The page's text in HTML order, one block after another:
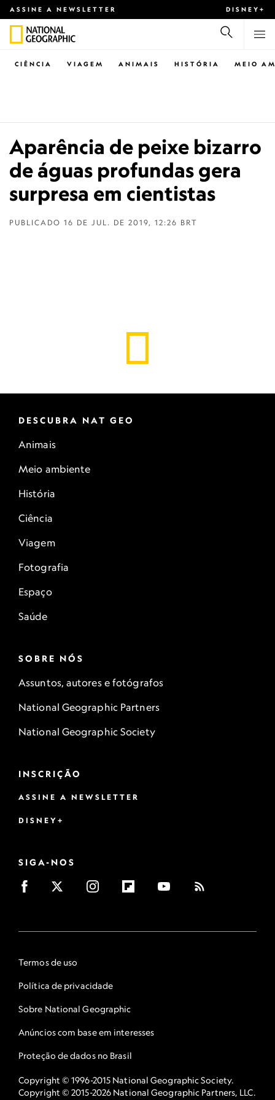
ASSINE A NEWSLETTER DISNEY+
CIÊNCIA VIAGEM ANIMAIS HISTÓRIA MEIO
Aparência de peixe bizarro
de águas profundas gera
surpresa em cientistas
PUBLICADO 16 DE JUL. DE 2019, 12:26 BRT
DESCUBRA NAT GEO
Animais
Meio ambiente
História
Ciência
Viagem
Fotografia
Espaço
Saúde
SOBRE NÓS
Assuntos, autores e fotógrafos
National Geographic Partners
National Geographic Society
INSCRIÇÃO
ASSINE A NEWSLETTER
DISNEY+
SIGA-NOS
Termos de uso
Política de privacidade
Sobre National Geographic
Anúncios com base em interesses
Proteção de dados no Brasil
Copyright © 1996-2015 National Geographic Society.
Copyright © 2015-2026 National Geographic Partners, LLC.